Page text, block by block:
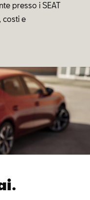
presso i SEAT
costi e